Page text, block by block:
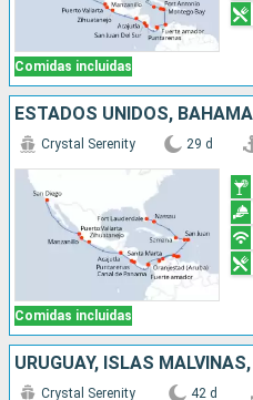
Comidas incluidas
Comidas incluidas
Crystal Serenity 29 d
Crystal Serenity 42 d